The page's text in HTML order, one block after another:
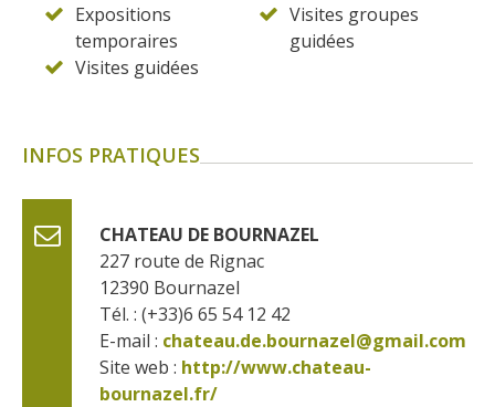
Expositions
temporaires
Visites groupes
guidées
Visites guidées
INFOS PRATIQUES
CHATEAU DE BOURNAZEL
227 route de Rignac
12390 Bournazel
Tél. : (+33)6 65 54 12 42
E-mail : chateau.de.bournazel@gmail.com
Site web : http://www.chateau-
bournazel.fr/